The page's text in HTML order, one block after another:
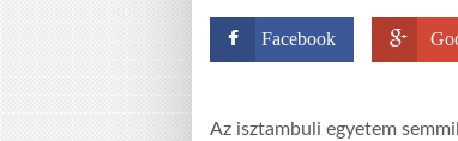
Facebook
Az isztambuli egyetem